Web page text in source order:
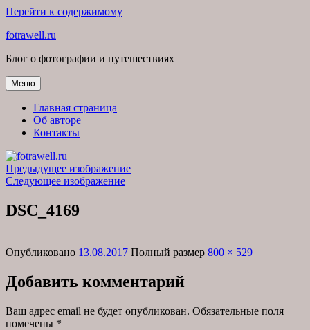
Перейти к содержимому
fotrawell.ru
Блог о фотографии и путешествиях
Меню
Главная страница
Об авторе
Контакты
Предыдущее изображение
Следующее изображение
DSC_4169
Опубликовано 13.08.2017 Полный размер 800 × 529
Добавить комментарий
Ваш адрес email не будет опубликован. Обязательные поля
помечены *